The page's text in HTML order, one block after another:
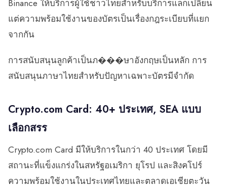
Binance ให้บริการผู้ใช้ชาวไทยสำหรับบริการแลกเปลี่ยน
แต่ความพร้อมใช้งานของบัตรเป็นเรื่องกฎระเบียบที่แยก
จากกัน
การสนับสนุนลูกค้าเป็นภ���ษาอังกฤษเป็นหลัก การ
สนับสนุนภาษาไทยสำหรับปัญหาเฉพาะบัตรมีจำกัด
Crypto.com Card: 40+ ประเทศ, SEA แบบ
เลือกสรร
Crypto.com Card มีให้บริการในกว่า 40 ประเทศ โดยมี
สถานะที่แข็งแกร่งในสหรัฐอเมริกา ยุโรป และสิงคโปร์
ความพร้อมใช้งานในประเทศไทยและตลาดเอเชียตะวัน